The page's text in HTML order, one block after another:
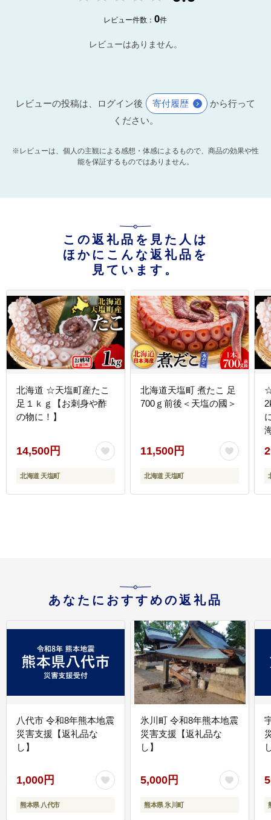
レビュー件数：0件
レビューはありません。
レビューの投稿は、ログイン後 寄付履歴
から行って
ください。
※レビューは、個人の主観による感想・体感によるもので、商品の効果や性
能を保証するものではありません。
この返礼品を見た人は
ほかにこんな返礼品を
見ています。
北海道 ☆天塩町産たこ
足１ｋｇ【お刺身や酢
の物に！】
14,500円
北海道 天塩町
北海道天塩町 煮たこ 足
700ｇ前後＜天塩の國＞
11,500円
北海道 天塩町
あなたにおすすめの返礼品
八代市 令和8年熊本地震
災害支援【返礼品な
し】
1,000円
熊本県 八代市
氷川町 令和8年熊本地震
災害支援【返礼品な
し】
5,000円
熊本県 氷川町